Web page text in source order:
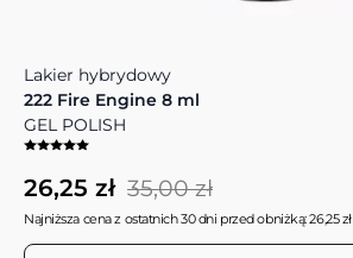
Lakier hybrydowy
222 Fire Engine 8 ml
GEL POLISH
26,25 zł 35,00 zł
Najniższa cena z ostatnich 30 dni przed obniżką: 26,25 zł